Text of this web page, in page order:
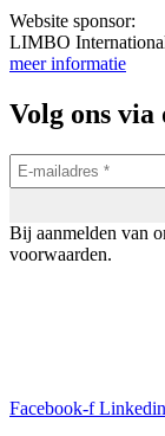
Website sponsor:
LIMBO
meer informatie
Volg ons via
Bij aanmelden van
voorwaarden.
Facebook-f